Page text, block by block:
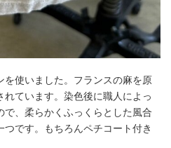
使いました。フランスの麻を原
ています。染色後に職人によっ
、柔らかくふっくらとした風合
です。もちろんペチコート付き